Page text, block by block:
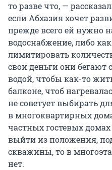
то разве что, —
если Абхазия хочет
прежде всего ей нужно
водоснабжение, либо
лимитировать
свои деньги они бегают
водой, чтобы как-то
балконе, чтоб
не советует выбирать
в многоквартирных
частных гостевых
выйти из положения,
скважины, то в
нет.